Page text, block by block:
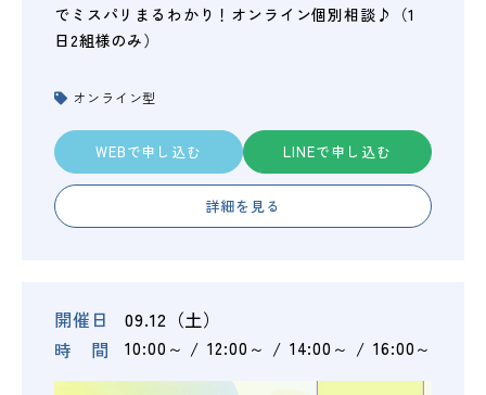
でミスパリまるわかり！オンライン個別相談♪（1
日2組様のみ）
オンライン型
WEBで申し込む LINEで申し込む
詳細を見る
開催日
09.12（土）
時 間
10:00～ 12:00～ 14:00～ 16:00～